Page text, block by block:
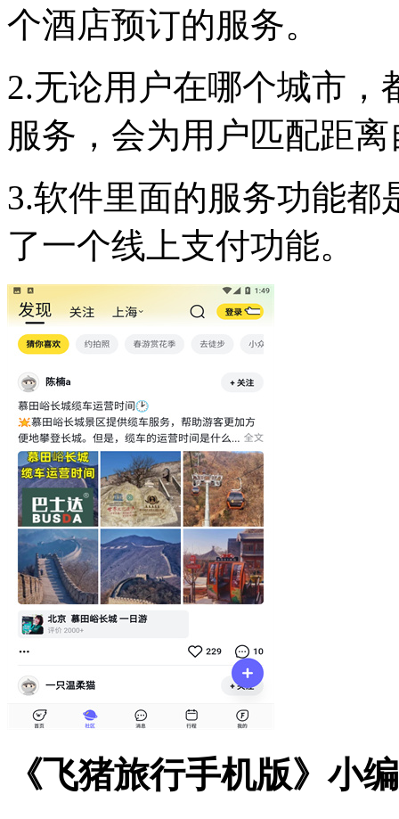
个酒店预订的服务。
2.无论用户在哪个城市
服务，会为用户匹配距
3.软件里面的服务功能
了一个线上支付功能。
《飞猪旅行手机版》小